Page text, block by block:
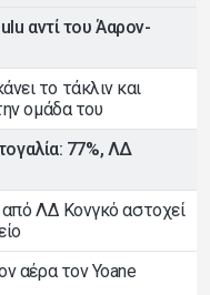
αντί του Άαρον-
το τάκλιν και
ομάδα του
77%, ΛΔ
ΛΔ Κονγκό αστοχεί
αέρα τον Yoane